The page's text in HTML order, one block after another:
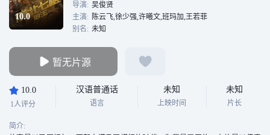
10.0
导演: 吴俊贤
主演: 陈云飞,徐少强,许曦文,班玛加,王若菲
别名: 未知
暂无片源
10.0
1人评分
汉语普通话
语言
未知
上映时间
未知
片长
简介: